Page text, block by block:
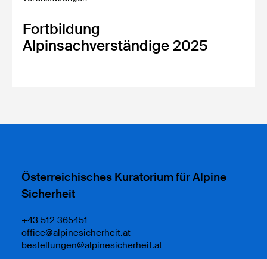
Fortbildung
Alpinsachverständige 2025
Österreichisches Kuratorium für Alpine
Sicherheit
+43 512 365451
office@alpinesicherheit.at
bestellungen@alpinesicherheit.at